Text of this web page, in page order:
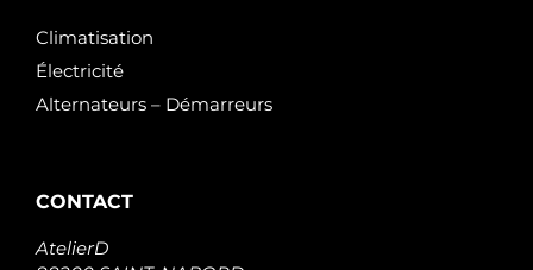
Climatisation
Électricité
Alternateurs – Démarreurs
CONTACT
AtelierD